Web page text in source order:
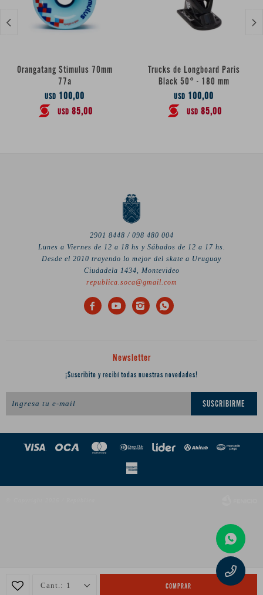
1 COMPRAR
Orangatang Stimulus 70mm
77a
USD 100,00
USD 85,00
Trucks de Longboard Paris
Black 50° - 180 mm
USD 100,00
USD 85,00
 
2901 8448 / 098 480 004
Lunes a Viernes de 12 a 18 hs y Sábados de 12 a 17 hs.
Desde el 2010 trayendo lo mejor del skate a Uruguay
Ciudadela 1434, Montevideo
republica.soca@gmail.com
   
Newsletter
¡Suscribite y recibí todas nuestras novedades!
SUSCRIBIRME